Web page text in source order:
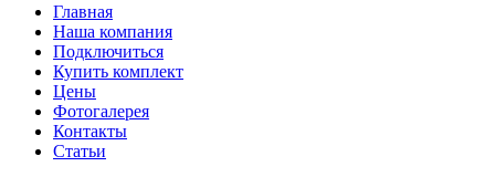
Главная
Наша компания
Подключиться
Купить комплект
Цены
Фотогалерея
Контакты
Статьи